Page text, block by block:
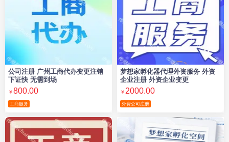
公司注册 广州工商代办变更注销
下证快 无需到场
￥800.00
工商服务
梦想家孵化器代理外资服务 外资
企业注册 外资企业变更
￥ 2000.00
外资公司注册